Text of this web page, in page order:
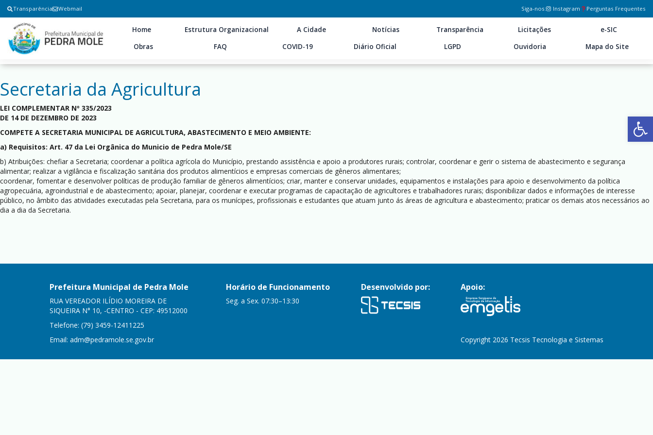
Transparência Webmail Siga-nos: Instagram Perguntas Frequentes
Home Estrutura Organizacional A Cidade Notícias Transparência Licitações
e-SIC
Obras
FAQ COVID-19 Diário Oficial LGPD Ouvidoria Mapa do Site
Secretaria da Agricultura
LEI COMPLEMENTAR Nº 335/2023
DE 14 DE DEZEMBRO DE 2023
COMPETE A SECRETARIA MUNICIPAL DE AGRICULTURA, ABASTECIMENTO E MEIO AMBIENTE:
a) Requisitos: Art. 47 da Lei Orgânica do Municio de Pedra Mole/SE
b) Atribuições: chefiar a Secretaria; coordenar a política agrícola do Município, prestando assistência e apoio a produtores rurais; controlar, coordenar e gerir o sistema de abastecimento e segurança
alimentar; realizar a vigilância e fiscalização sanitária dos produtos alimentícios e empresas comerciais de gêneros alimentares;
coordenar, fomentar e desenvolver políticas de produção familiar de gêneros alimentícios; criar, manter e conservar unidades, equipamentos e instalações para apoio e desenvolvimento da política
agropecuária, agroindustrial e de abastecimento; apoiar, planejar, coordenar e executar programas de capacitação de agricultores e trabalhadores rurais; disponibilizar dados e informações de interesse
público, no âmbito das atividades executadas pela Secretaria, para os munícipes, profissionais e estudantes que atuam junto ás áreas de agricultura e abastecimento; praticar os demais atos necessários ao
dia a dia da Secretaria.
Prefeitura Municipal de Pedra Mole
RUA VEREADOR ILÍDIO MOREIRA DE
SIQUEIRA N° 10, -CENTRO - CEP: 49512000
Telefone: (79) 3459-12411225
Email: adm@pedramole.se.gov.br
Horário de Funcionamento
Seg. a Sex. 07:30–13:30
Desenvolvido por: Apoio:
Copyright 2026 Tecsis Tecnologia e Sistemas